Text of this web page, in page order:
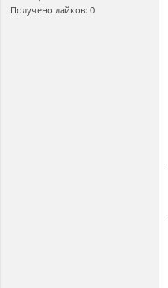
Получено лайков: 0